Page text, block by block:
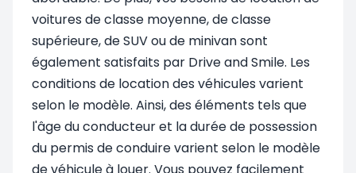
voitures de classe moyenne, de classe
supérieure, de SUV ou de minivan sont
également satisfaits par Drive and Smile. Les
conditions de location des véhicules varient
selon le modèle. Ainsi, des éléments tels que
l'âge du conducteur et la durée de possession
du permis de conduire varient selon le modèle
de véhicule à louer. Vous pouvez facilement